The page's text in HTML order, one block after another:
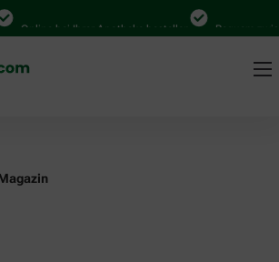
Online bei Ihrer Apotheke bestellen Bequem